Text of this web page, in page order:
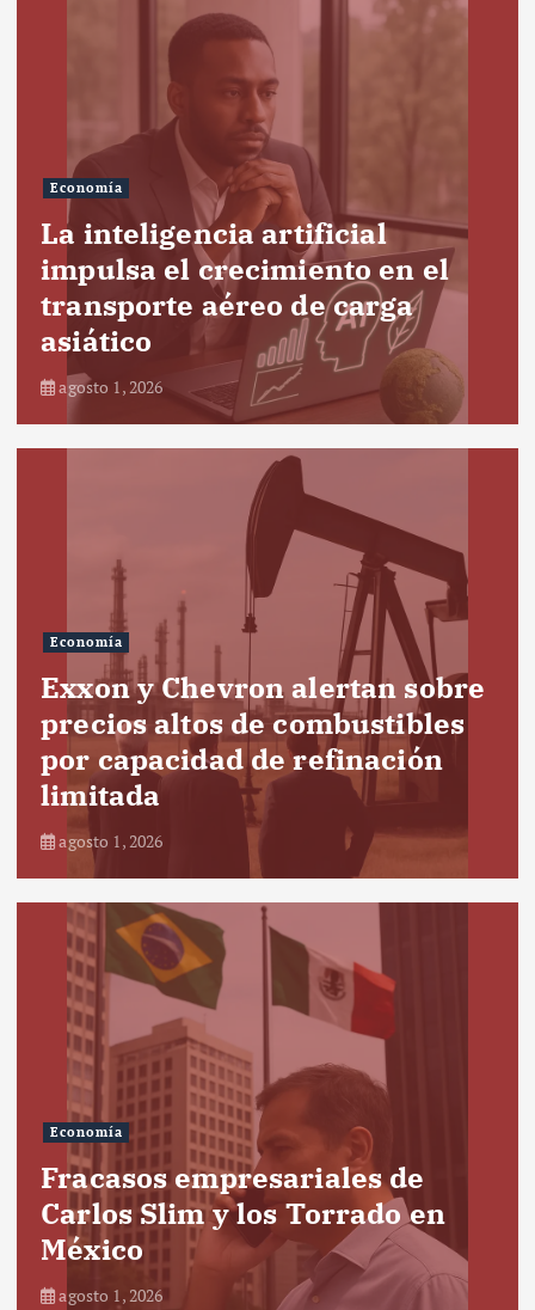
Economía
La inteligencia artificial
impulsa el crecimiento en el
transporte aéreo de carga
asiático
agosto 1, 2026
Economía
Exxon y Chevron alertan sobre
precios altos de combustibles
por capacidad de refinación
limitada
agosto 1, 2026
Economía
Fracasos empresariales de
Carlos Slim y los Torrado en
México
agosto 1, 2026